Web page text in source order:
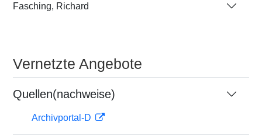
Fasching, Richard
Vernetzte Angebote
Quellen(nachweise)
Archivportal-D